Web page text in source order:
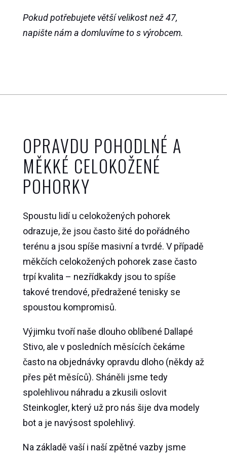
Pokud potřebujete větší velikost než 47,
napište nám a domluvíme to s výrobcem.
OPRAVDU POHODLNÉ A
MĚKKÉ CELOKOŽENÉ
POHORKY
Spoustu lidí u celokožených pohorek
odrazuje, že jsou často šité do pořádného
terénu a jsou spíše masivní a tvrdé. V případě
měkčích celokožených pohorek zase často
trpí kvalita – nezřídkakdy jsou to spíše
takové trendové, předražené tenisky se
spoustou kompromisů.
Výjimku tvoří naše dlouho oblíbené Dallapé
Stivo, ale v posledních měsících čekáme
často na objednávky opravdu dloho (někdy až
přes pět měsíců). Sháněli jsme tedy
spolehlivou náhradu a zkusili oslovit
Steinkogler, který už pro nás šije dva modely
bot a je navýsost spolehlivý.
Na základě vaší i naší zpětné vazby jsme